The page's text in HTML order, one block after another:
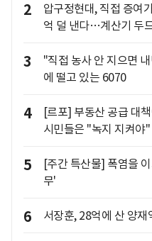
2
압구정현대, 직접 증여
억 덜 낸다…계산기 두
3
"직접 농사 안 지으면
에 떨고 있는 6070
4
[르포] 부동산 공급 대
시민들은 "녹지 지켜야"
5
[주간 특산물] 폭염을
무'
6 서장훈, 28억에 산 양